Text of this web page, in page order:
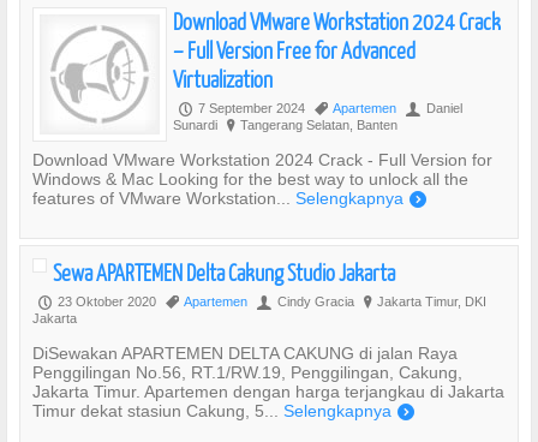
Download VMware Workstation 2024 Crack
– Full Version Free for Advanced
Virtualization
P 7 September 2024 , Apartemen U
Daniel
Sunardi
? Tangerang Selatan, Banten
Download VMware Workstation 2024 Crack - Full Version for
Windows & Mac Looking for the best way to unlock all the
features of VMware Workstation... Selengkapnya )
Sewa APARTEMEN Delta Cakung Studio Jakarta
P 23 Oktober 2020 , Apartemen U Cindy Gracia ? Jakarta Timur, DKI
Jakarta
DiSewakan APARTEMEN DELTA CAKUNG di jalan Raya
Penggilingan No.56, RT.1/RW.19, Penggilingan, Cakung,
Jakarta Timur. Apartemen dengan harga terjangkau di Jakarta
Timur dekat stasiun Cakung, 5... Selengkapnya )